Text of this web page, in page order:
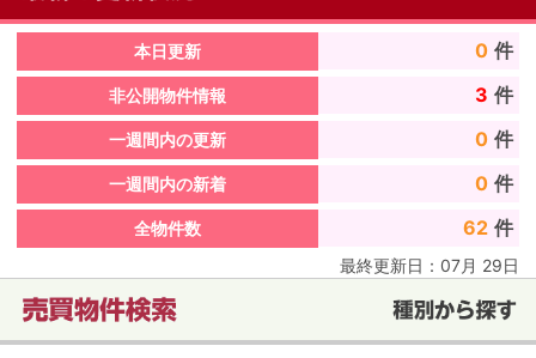
本日更新 0 件
非公開物件情報 3 件
一週間内の更新 0 件
一週間内の新着 0 件
全物件数 62 件
最終更新日： 07月 29日